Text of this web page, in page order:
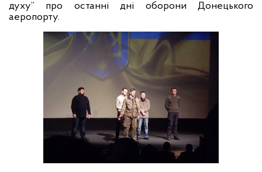
духу” про останні дні оборони Донецького
аеропорту.